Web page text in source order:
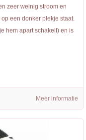
zeer weinig stroom en
een donker plekje staat.
hem apart schakelt) en is
Meer informatie